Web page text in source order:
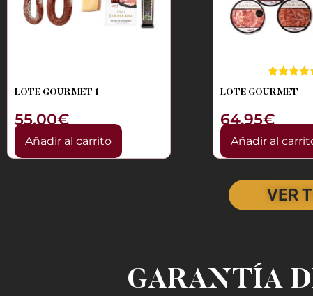
LOTE GOURMET 1
55,00€
Añadir al carrito
LOTE GOURMET
64,95€
Añadir al
VER
GARANTÍA